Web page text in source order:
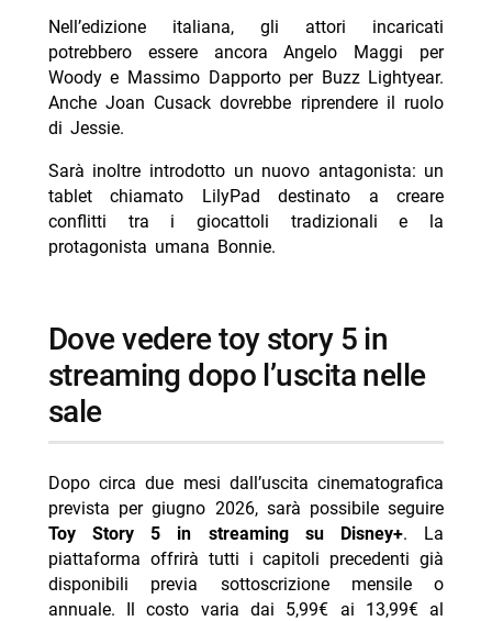
Nell’edizione italiana, gli attori incaricati
potrebbero essere ancora Angelo Maggi per
Woody e Massimo Dapporto per Buzz Lightyear.
Anche Joan Cusack dovrebbe riprendere il ruolo
di Jessie.
Sarà inoltre introdotto un nuovo antagonista: un
tablet chiamato LilyPad destinato a creare
conflitti tra i giocattoli tradizionali e la
protagonista umana Bonnie.
dove vedere toy story 5 in
streaming dopo l’uscita nelle
sale
Dopo circa due mesi dall’uscita cinematografica
prevista per giugno 2026, sarà possibile seguire
Toy Story 5 in streaming su Disney+. La
piattaforma offrirà tutti i capitoli precedenti già
disponibili previa sottoscrizione mensile o
annuale. Il costo varia dai 5,99€ ai 13,99€ al